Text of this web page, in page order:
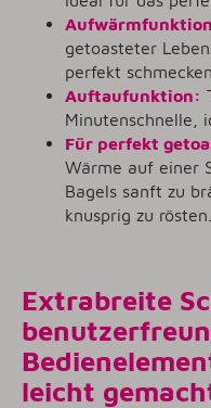
getoasteter
perfekt schmecken.
Auftaufunktion:
Minutenschnelle,
Für perfekt
Wärme auf einer
Bagels sanft zu
knusprig zu rösten.
Extrabreite
leicht